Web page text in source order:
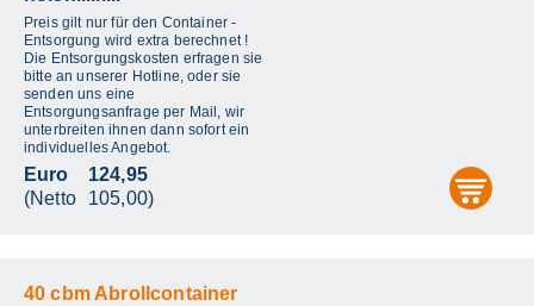
Preis gilt nur für den Container -
Entsorgung wird extra berechnet !
Die Entsorgungskosten erfragen sie
bitte an unserer Hotline, oder sie
senden uns eine
Entsorgungsanfrage per Mail, wir
unterbreiten ihnen dann sofort ein
individuelles Angebot.
Euro
(Netto
124,95
105,00)
40 cbm Abrollcontainer